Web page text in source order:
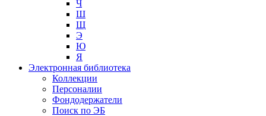
Ч
Ш
Щ
Э
Ю
Я
Электронная библиотека
Коллекции
Персоналии
Фондодержатели
Поиск по ЭБ